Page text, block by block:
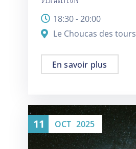
18:30 - 20:00
Le Choucas des tours
En savoir plus
11 OCT 2025